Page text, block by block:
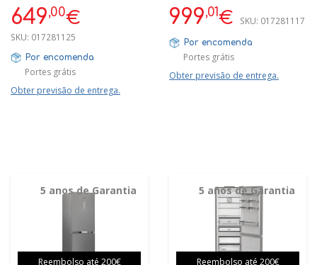
2035X595X663 CLASSE D
INOX | 5 ANOS GARANTIA
649,00€
SKU: 017281125
Por encomenda
Portes grátis
Obter previsão de entrega.
NO FROST
999,01€ SKU: 017281117
Por encomenda
Portes grátis
Obter previsão de entrega.
5 anos de Garantia
Reembolso até 200€
5 anos de Garantia
Reembolso até 200€